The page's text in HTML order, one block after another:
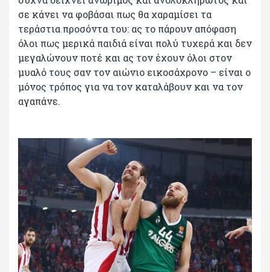
σε κάνει να φοβάσαι πως θα χαραμίσει τα
τεράστια προσόντα του: ας το πάρουν απόφαση
όλοι πως μερικά παιδιά είναι πολύ τυχερά και δεν
μεγαλώνουν ποτέ και ας τον έχουν όλοι στον
μυαλό τους σαν τον αιώνιο εικοσάχρονο – είναι ο
μόνος τρόπος για να τον καταλάβουν και να τον
αγαπάνε.